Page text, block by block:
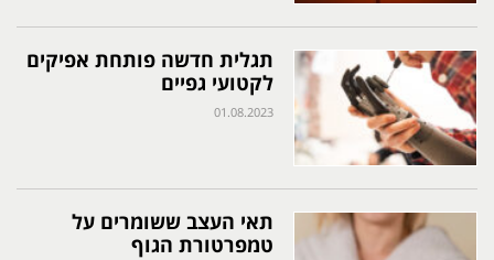
תגלית חדשה פותחת אפיקים
לקטועי גפיים
01.08.2023
תאי העצב ששומרים על
טמפרטורת הגוף